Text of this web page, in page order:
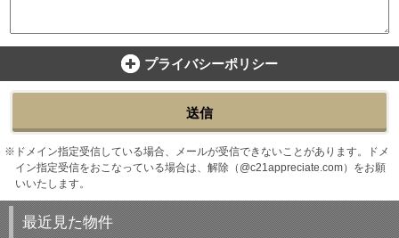
プライバシーポリシー
送信
ドメイン指定受信している場合、メールが受信できないことがあります。ドメ
イン指定受信をおこなっている場合は、解除（@c21appreciate.com）をお願
いいたします。
最近見た物件